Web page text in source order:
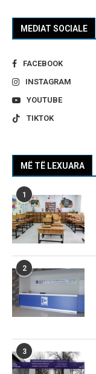
MEDIAT SOCIALE
FACEBOOK
INSTAGRAM
YOUTUBE
TIKTOK
MË TË LEXUARA
1
2
3